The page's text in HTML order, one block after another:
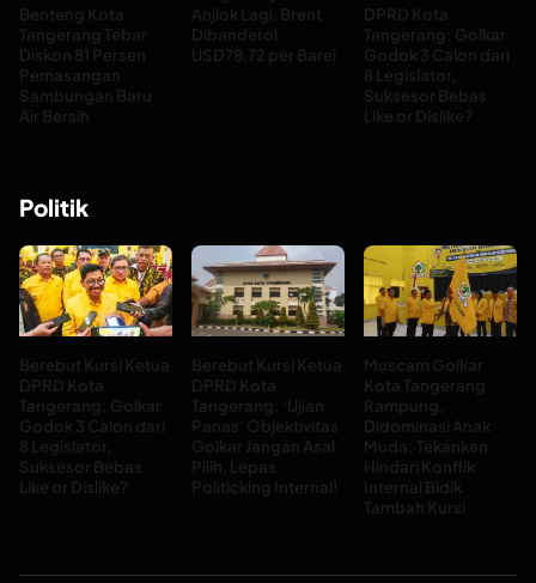
Benteng Kota
Tangerang Tebar
Diskon 81 Persen
Pemasangan
Sambungan Baru
Air Bersih
Anjlok Lagi, Brent
Dibanderol
USD78,72 per Barel
DPRD Kota
Tangerang: Golkar
Godok 3 Calon dari
8 Legislator,
Suksesor Bebas
Like or Dislike?
Politik
Berebut Kursi Ketua
DPRD Kota
Tangerang: Golkar
Godok 3 Calon dari
8 Legislator,
Suksesor Bebas
Like or Dislike?
Berebut Kursi Ketua
DPRD Kota
Tangerang: ‘Ujian
Panas’ Objektivitas
Golkar Jangan Asal
Pilih, Lepas
Politicking Internal!
Muscam Golkar
Kota Tangerang
Rampung,
Didominasi Anak
Muda: Tekankan
Hindari Konflik
Internal Bidik
Tambah Kursi